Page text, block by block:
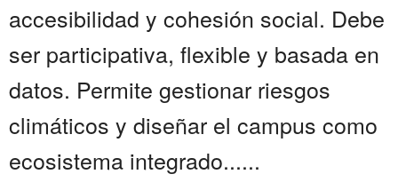
accesibilidad y cohesión social. Debe
ser participativa, flexible y basada en
datos. Permite gestionar riesgos
climáticos y diseñar el campus como
ecosistema integrado......